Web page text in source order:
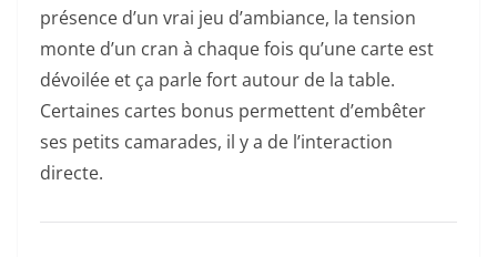
présence d’un vrai jeu d’ambiance, la tension
monte d’un cran à chaque fois qu’une carte est
dévoilée et ça parle fort autour de la table.
Certaines cartes bonus permettent d’embêter
ses petits camarades, il y a de l’interaction
directe.